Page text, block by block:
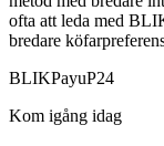
ofta att leda med
bredare
BLIKPayuP24
Kom igång idag